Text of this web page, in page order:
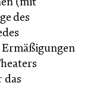
(mit
des
Ermäßigungen
das